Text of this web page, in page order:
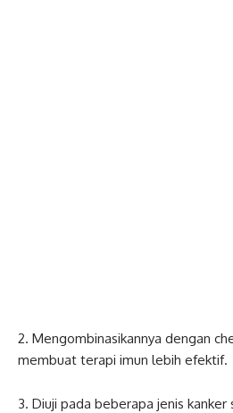
2. Mengombinasikannya dengan
membuat terapi imun lebih efektif.
3. Diuji pada beberapa jenis